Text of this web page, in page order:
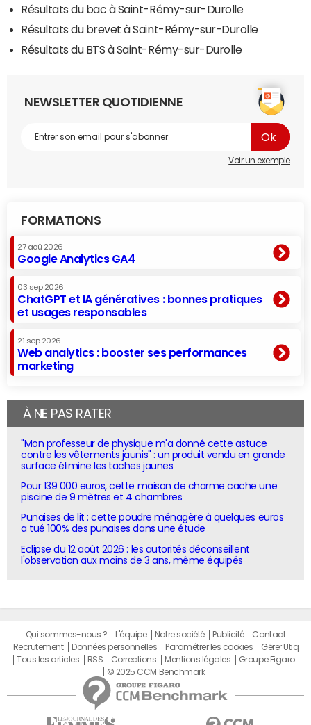
Résultats du bac à Saint-Rémy-sur-Durolle
Résultats du brevet à Saint-Rémy-sur-Durolle
Résultats du BTS à Saint-Rémy-sur-Durolle
NEWSLETTER QUOTIDIENNE
Voir un exemple
FORMATIONS
27 aoû 2026
Google Analytics GA4
03 sep 2026
ChatGPT et IA génératives : bonnes pratiques
et usages responsables
21 sep 2026
Web analytics : booster ses performances
marketing
À NE PAS RATER
"Mon professeur de physique m'a donné cette astuce
contre les vêtements jaunis" : un produit vendu en grande
surface élimine les taches jaunes
Pour 139 000 euros, cette maison de charme cache une
piscine de 9 mètres et 4 chambres
Punaises de lit : cette poudre ménagère à quelques euros
a tué 100% des punaises dans une étude
Eclipse du 12 août 2026 : les autorités déconseillent
l'observation aux moins de 3 ans, même équipés
Qui sommes-nous ? L'équipe Notre société Publicité
Contact
Recrutement
Données personnelles Paramétrer les cookies
Gérer Utiq
Tous les articles
RSS Corrections Mentions légales
Groupe Figaro
© 2025 CCM Benchmark